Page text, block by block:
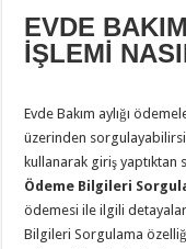
EVDE
İŞLEMİ
Evde Bakım aylığı
üzerinden
kullanarak giriş
Ödeme Bilgileri
ödemesi ile ilgili
Bilgileri Sorgulama